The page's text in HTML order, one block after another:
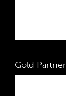
Gold Partner